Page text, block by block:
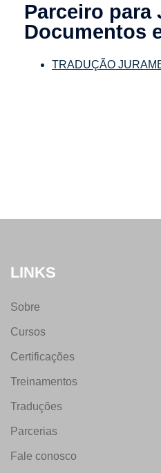
Parceiro para
Documentos
TRADUÇÃO
LINKS
Sobre
Cursos
Certificações
Treinamentos
Traduções
Parcerias
Fale conosco